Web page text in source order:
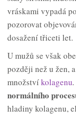
vráskami vypadá
pozorovat
dosažení třiceti let.
U mužů se však
později než u žen,
množstvíkolagenu.
normálního
hladiny kolagenu,